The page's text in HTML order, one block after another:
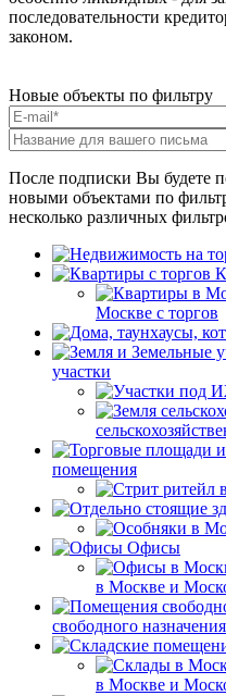
последовательности
законом.
Новые объекты по фильтру
После подписки Вы будете
новыми объектами по
несколько различных
Москве с торгов
участки
помещения
Офисы
в Москве и
свободного назначения
в Москве и